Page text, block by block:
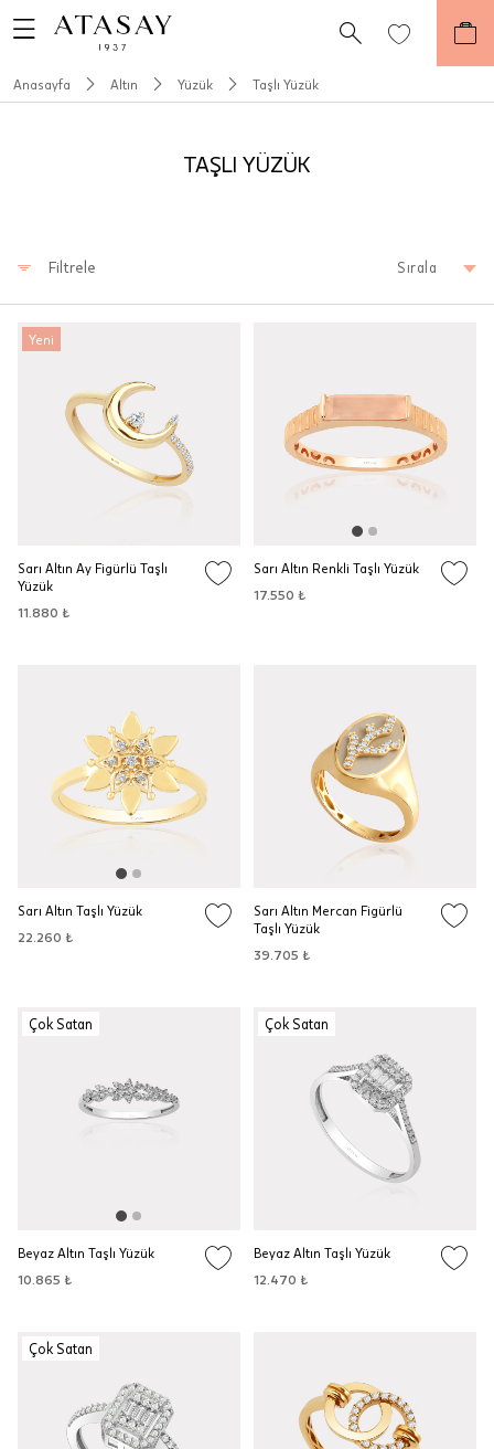
Anasayfa Altın Yüzük Taşlı Yüzük
TAŞLI YÜZÜK
Filtrele Sırala
Yeni
Sarı Altın Ay Figürlü Taşlı
Yüzük
11.880 ₺
Sarı Altın Renkli Taşlı Yüzük
17.550 ₺
Sarı Altın Taşlı Yüzük
22.260 ₺
Sarı Altın Mercan Figürlü
Taşlı Yüzük
39.705 ₺
Çok Satan
Beyaz Altın Taşlı Yüzük
10.865 ₺
Çok Satan
Beyaz Altın Taşlı Yüzük
12.470 ₺
Çok Satan